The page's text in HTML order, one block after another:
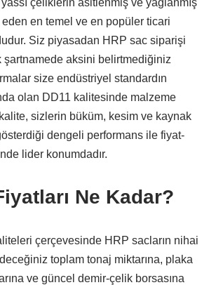
çeliklerin asitlenmiş ve yağlanmış
en temel ve en popüler ticari
Siz piyasadan HRP sac siparişi
şartnamede aksini belirtmediğiniz
size endüstriyel standardın
olan DD11 kalitesinde malzeme
sizlerin büküm, kesim ve kaynak
dengeli performans ile fiyat-
lider konumdadır.
Ne Kadar?
çerçevesinde HRP sacların nihai
toplam tonaj miktarına, plaka
ve güncel demir-çelik borsasına